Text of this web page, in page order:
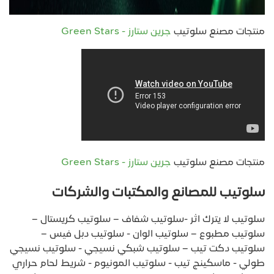
منتجات مصنع سلوتيب جرين ستارز - Green Stars
منتجات مصنع سلوتيب جرين ستارز - Green Stars
سلوتيب للمصانع والمكتبات والشركات
سلوتيب لا يترك اثر -سلوتيب شفاف – سلوتيب كريستال –
سلوتيب مطبوع – سلوتيب الوان - سلوتيب دبل فيس –
سلوتيب دكت تيب – سلوتيب شبكي نسيجي - سلوتيب نسيجي
طولي - ماسكينج تيب - سلوتيب المونيوم - شريط لحام حراري